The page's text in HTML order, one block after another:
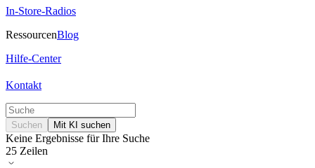
In-Store-Radios
RessourcenBlog
Hilfe-Center
Kontakt
Suchen Mit KI suchen
Keine Ergebnisse für Ihre Suche
25 Zeilen